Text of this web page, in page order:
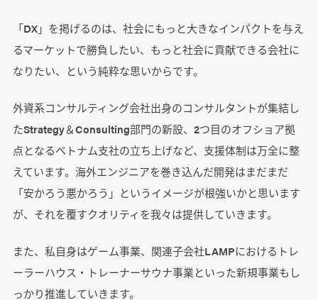
「DX」を掲げるのは、社会にもっと大きなインパクトを与え
るマーケットで勝負したい、もっと社会に貢献できる会社に
なりたい、という純粋な思いからです。
外資系コンサルティング会社出身のコンサルタントが集結し
たStrategy＆Consulting部門の新設、2つ目のオフショア拠
点となるベトナム支社の立ち上げなど、支援体制は万全に整
えています。海外エンジニアを巻き込んだ開発はまだまだ
「安かろう悪かろう」というイメージが根強いかと思います
が、それを覆すクオリティを我々は提供していきます。
また、私自身はゲーム事業、関連子会社LAMPにおけるトレ
ーラーハウス・トレーナーサウナ事業といった新規事業もし
っかり推進していきます。